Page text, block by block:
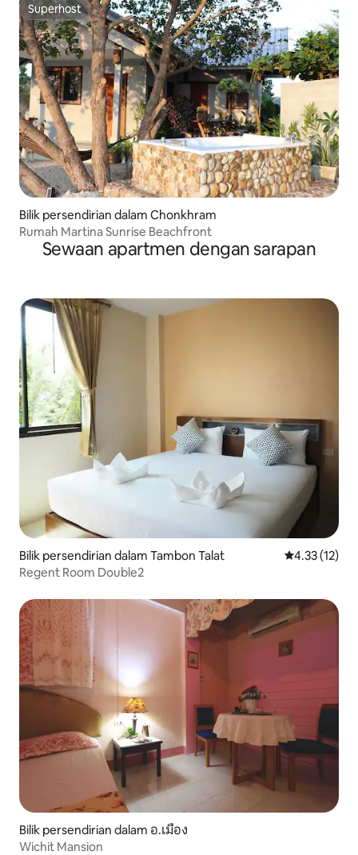
Superhost
Superhost
Bilik persendirian dalam Chonkhram
Rumah Martina Sunrise Beachfront
Sewaan apartmen dengan sarapan
Bilik persendirian dalam Tambon Talat Penarafan
4.33 (12)
Regent Room Double2
Bilik persendirian dalam อ.เมือง
Wichit Mansion